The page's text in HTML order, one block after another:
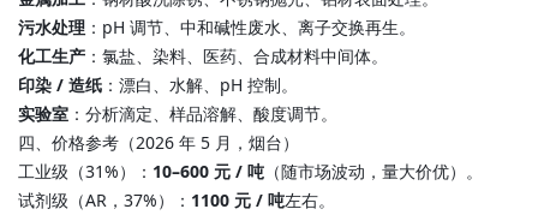
污水处理 ：pH 调节、中和碱性废水、离子交换再生。
化工生产 ：氯盐、染料、医药、合成材料中间体。
印染 / 造纸 ：漂白、水解、pH 控制。
实验室 ：分析滴定、样品溶解、酸度调节。
四、价格参考（2026 年 5 月，烟台）
工业级（31%）： 10–600 元 / 吨 （随市场波动，量大价优）。
试剂级（AR，37%）： 1100 元 / 吨左右。